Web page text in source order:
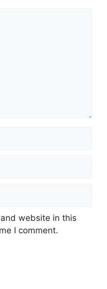
website in this
I comment.